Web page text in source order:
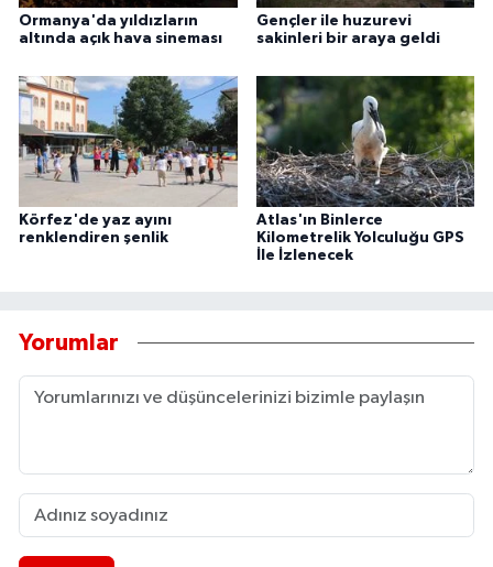
Ormanya'da yıldızların
altında açık hava sineması
Gençler ile huzurevi
sakinleri bir araya geldi
Körfez'de yaz ayını
renklendiren şenlik
Atlas'ın Binlerce
Kilometrelik Yolculuğu GPS
İle İzlenecek
Yorumlar